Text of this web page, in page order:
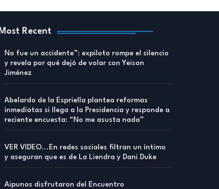
Recent
No fue un accidente”: expiloto rompe el silencio
y revela por qué dejó de volar con Yeison
Jiménez
Abelardo de la Espriella plantea reformas
inmediatas si llega a la Presidencia y responde a
reciente encuesta: “No me asusta nada”
VER VIDEO...En redes sociales filtran un íntimo
y aseguran que es de La Liendra y Dani Duke
Aipunos disfrutaron del Encuentro